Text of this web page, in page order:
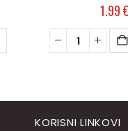
5.99
KORISNI LINKOVI